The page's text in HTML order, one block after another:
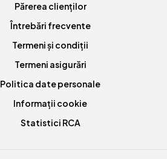
Părerea clienților
Întrebări frecvente
Termeni și condiții
Termeni asigurări
Politica date personale
Informații cookie
Statistici RCA